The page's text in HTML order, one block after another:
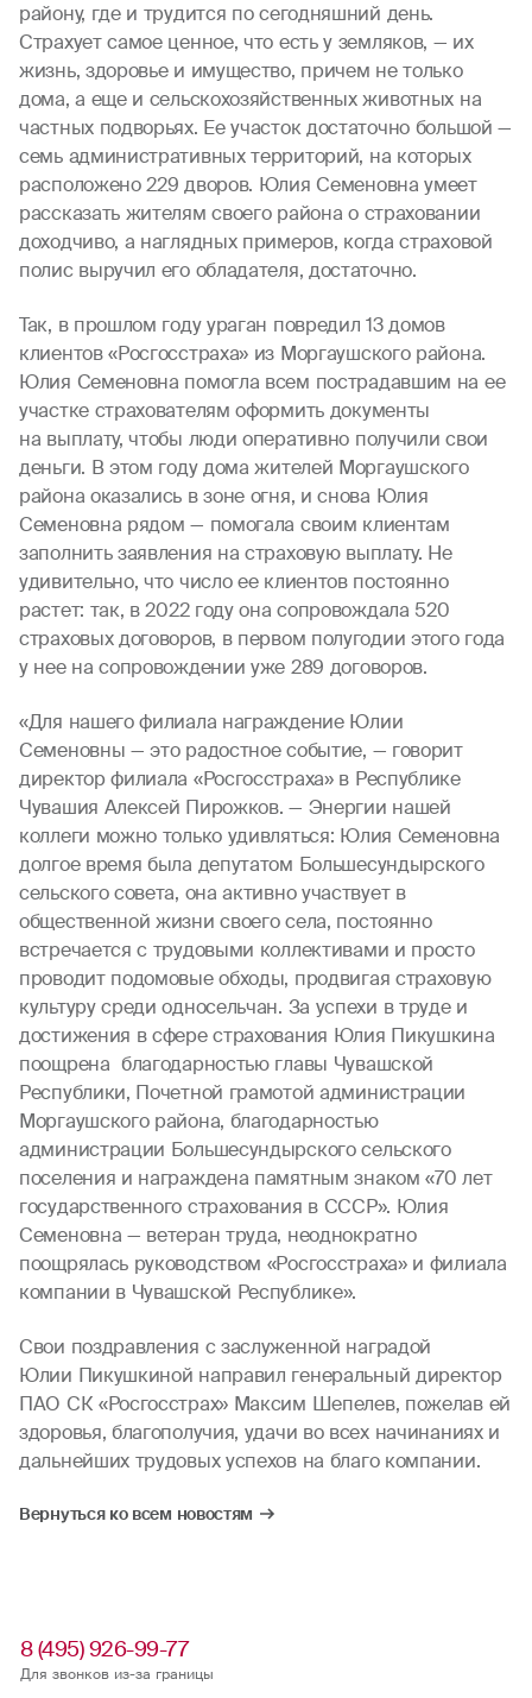
району, где и трудится по сегодняшний день.
Страхует самое ценное, что есть у земляков, — их
жизнь, здоровье и имущество, причем не только
дома, а еще и сельскохозяйственных животных на
частных подворьях. Ее участок достаточно большой —
семь административных территорий, на которых
расположено 229 дворов. Юлия Семеновна умеет
рассказать жителям своего района о страховании
доходчиво, а наглядных примеров, когда страховой
полис выручил его обладателя, достаточно.
Так, в прошлом году ураган повредил 13 домов
клиентов «Росгосстраха» из Моргаушского района.
Юлия Семеновна помогла всем пострадавшим на ее
участке страхователям оформить документы
на выплату, чтобы люди оперативно получили свои
деньги. В этом году дома жителей Моргаушского
района оказались в зоне огня, и снова Юлия
Семеновна рядом — помогала своим клиентам
заполнить заявления на страховую выплату. Не
удивительно, что число ее клиентов постоянно
растет: так, в 2022 году она сопровождала 520
страховых договоров, в первом полугодии этого года
у нее на сопровождении уже 289 договоров.
«Для нашего филиала награждение Юлии
Семеновны — это радостное событие, — говорит
директор филиала «Росгосстраха» в Республике
Чувашия Алексей Пирожков. — Энергии нашей
коллеги можно только удивляться: Юлия Семеновна
долгое время была депутатом Большесундырского
сельского совета, она активно участвует в
общественной жизни своего села, постоянно
встречается с трудовыми коллективами и просто
проводит подомовые обходы, продвигая страховую
культуру среди односельчан. За успехи в труде и
достижения в сфере страхования Юлия Пикушкина
поощрена благодарностью главы Чувашской
Республики, Почетной грамотой администрации
Моргаушского района, благодарностью
администрации Большесундырского сельского
поселения и награждена памятным знаком «70 лет
государственного страхования в СССР». Юлия
Семеновна — ветеран труда, неоднократно
поощрялась руководством «Росгосстраха» и филиала
компании в Чувашской Республике».
Свои поздравления с заслуженной наградой
Юлии Пикушкиной направил генеральный директор
ПАО СК «Росгосстрах» Максим Шепелев, пожелав ей
здоровья, благополучия, удачи во всех начинаниях и
дальнейших трудовых успехов на благо компании.
Вернуться ко всем новостям
8 (495) 926-99-77
Для звонков из-за границы